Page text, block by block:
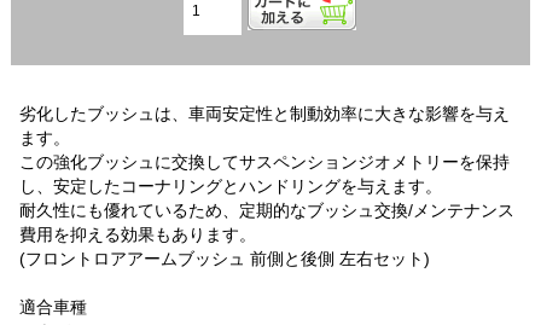
劣化したブッシュは、車両安定性と制動効率に大きな影響を与え
ます。
この強化ブッシュに交換してサスペンションジオメトリーを保持
し、安定したコーナリングとハンドリングを与えます。
耐久性にも優れているため、定期的なブッシュ交換/メンテナンス
費用を抑える効果もあります。
(フロントロアアームブッシュ 前側と後側 左右セット)
適合車種